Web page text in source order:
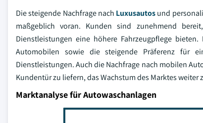
Die steigende Nachfrage nach Luxusautosund
maßgeblich voran. Kunden sind zunehmend
Dienstleistungen eine höhere Fahrzeugpflege
Automobilen sowie die steigende Präferenz für
Dienstleistungen. Auch die Nachfrage nach mobilen
Kundentür zu liefern, das Wachstum des Marktes weiter
Marktanalyse für Autowaschanlagen